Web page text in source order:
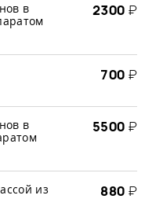
в
2300 ₽
700 ₽
в
5500 ₽
из
880 ₽